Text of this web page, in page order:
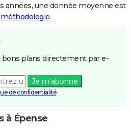
années, une donnée moyenne est
méthodologie.
bons plans directement par e-
Je m'abonne
de confidentialité
à Épense